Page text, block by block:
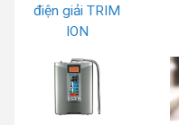
điện giải TRIM
ION